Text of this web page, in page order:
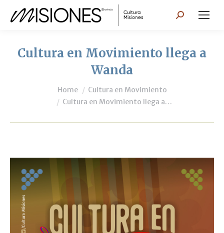
Search:
Cultura en Movimiento llega a
Wanda
You are here:Home
Cultura en Movimiento
Cultura en Movimiento llega a…